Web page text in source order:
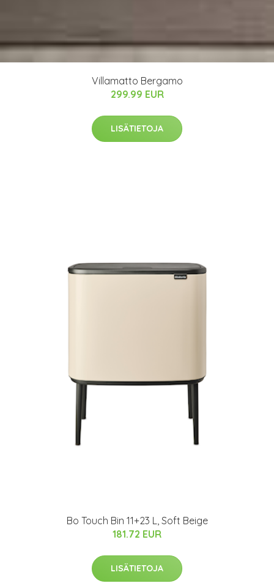
Villamatto Bergamo
299.99 EUR
LISÄTIETOJA
Bo Touch Bin 11+23 L, Soft Beige
181.72 EUR
LISÄTIETOJA